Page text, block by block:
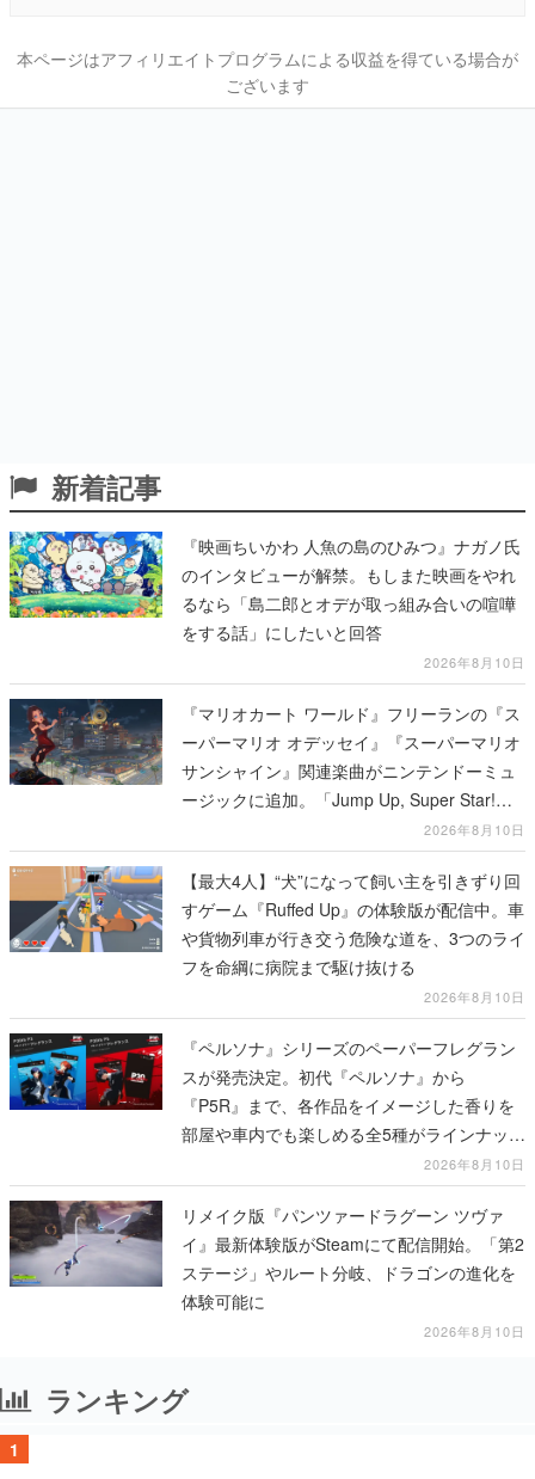
本ページはアフィリエイトプログラムによる収益を得ている場合が
ございます
新着記事
『映画ちいかわ 人魚の島のひみつ』ナガノ氏
のインタビューが解禁。もしまた映画をやれ
るなら「島二郎とオデが取っ組み合いの喧嘩
をする話」にしたいと回答
2026年8月10日
『マリオカート ワールド』フリーランの『ス
ーパーマリオ オデッセイ』『スーパーマリオ
サンシャイン』関連楽曲がニンテンドーミュ
ージックに追加。「Jump Up, Super Star!」
「ドルピックタウン」など計14曲が配信
2026年8月10日
【最大4人】“犬”になって飼い主を引きずり回
すゲーム『Ruffed Up』の体験版が配信中。車
や貨物列車が行き交う危険な道を、3つのライ
フを命綱に病院まで駆け抜ける
2026年8月10日
『ペルソナ』シリーズのペーパーフレグラン
スが発売決定。初代『ペルソナ』から
『P5R』まで、各作品をイメージした香りを
部屋や車内でも楽しめる全5種がラインナッ
プ、予約受付は8月17日12時より開始2026年8月10日
リメイク版『パンツァードラグーン ツヴァ
イ』最新体験版がSteamにて配信開始。「第2
ステージ」やルート分岐、ドラゴンの進化を
体験可能に
2026年8月10日
ランキング
1